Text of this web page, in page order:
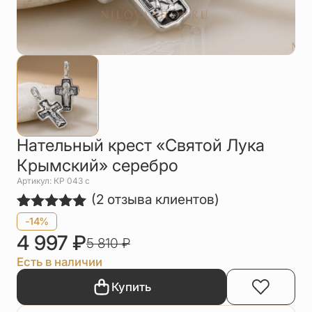
Упаковка
Цепи
Чётки
Шнурки на
Другое
Нательный крест «Святой Лука
Крымский» серебро
Артикул: КР 043 с
Рейтинг
5.00из 5
на основе
опроса
2
пользователей
(2 отзыва клиентов)
-14%
4 997 ₽5 810₽
Есть в наличии
Купить